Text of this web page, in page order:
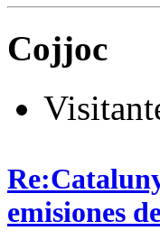
Cojjoc
emisiones